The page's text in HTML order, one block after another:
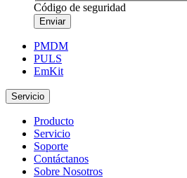
Código de seguridad
Enviar
PMDM
PULS
EmKit
Servicio
Producto
Servicio
Soporte
Contáctanos
Sobre Nosotros